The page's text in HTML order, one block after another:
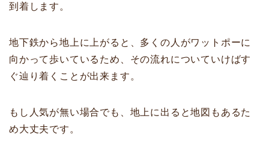
到着します。
地下鉄から地上に上がると、多くの人がワットポーに
向かって歩いているため、その流れについていけばす
ぐ辿り着くことが出来ます。
もし人気が無い場合でも、地上に出ると地図もあるた
め大丈夫です。